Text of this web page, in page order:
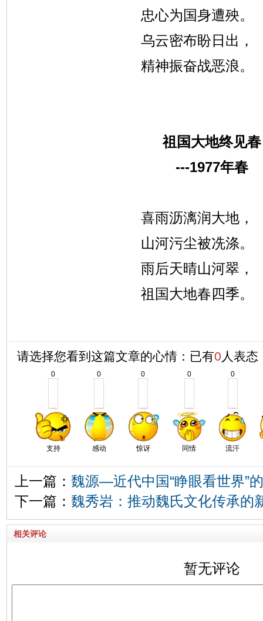
忠心为国身遭殃。
乌云密布盼日出，
精神振奋战恶浪。
祖国大地终见春
---1977年春
喜雨沥漓润大地，
山河污尘被冼涤。
雨后天晴山河翠，
祖国大地春四季。
请选择您看到这篇文章的心情：已有0 人表态
0
支持
0
感动
0
惊讶
0
同情
0
流汗
上一篇： 魏源—近代中国“睁眼看世界”
下一篇： 魏秀岩：推动魏氏文化传承的
相关评论
暂无评论